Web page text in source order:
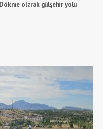
olarak gülşehir yolu